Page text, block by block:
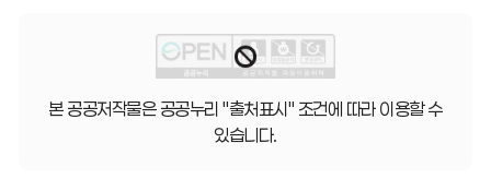
본 공공저작물은 공공누리 "출처표시" 조건에 따라 이용할 수
있습니다.